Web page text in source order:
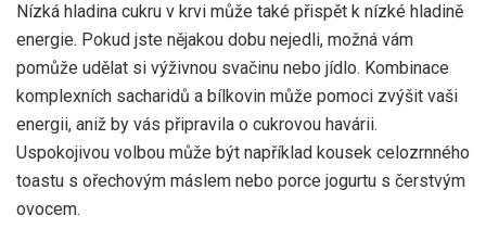
Nízká hladina cukru v krvi může také přispět k nízké hladině
energie. Pokud jste nějakou dobu nejedli, možná vám
pomůže udělat si výživnou svačinu nebo jídlo. Kombinace
komplexních sacharidů a bílkovin může pomoci zvýšit vaši
energii, aniž by vás připravila o cukrovou havárii.
Uspokojivou volbou může být například kousek celozrnného
toastu s ořechovým máslem nebo porce jogurtu s čerstvým
ovocem.